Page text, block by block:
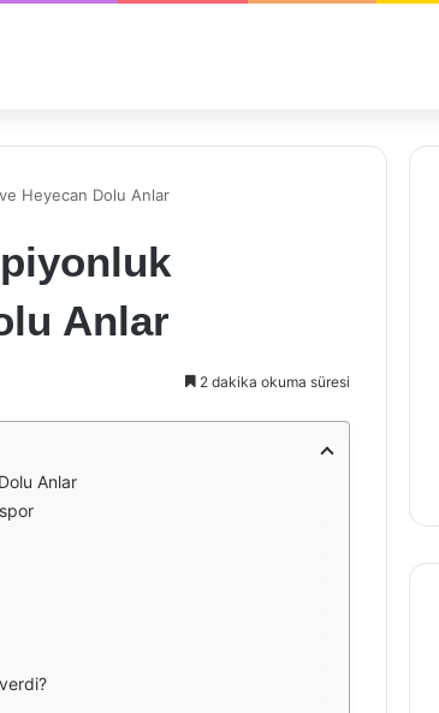
Heyecan Dolu Anlar
Anlar
2 dakika okuma süresi
Anlar